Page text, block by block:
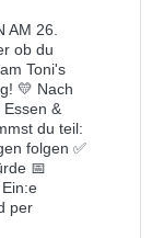
AM 26.
ob du
Toni's
💛 Nach
&
du teil:
folgen ✅
📅
per